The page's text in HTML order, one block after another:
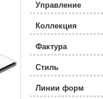
Управление
Коллекция
Фактура
Стиль
Линии форм